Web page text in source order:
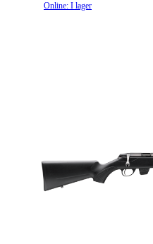
Online: I lager